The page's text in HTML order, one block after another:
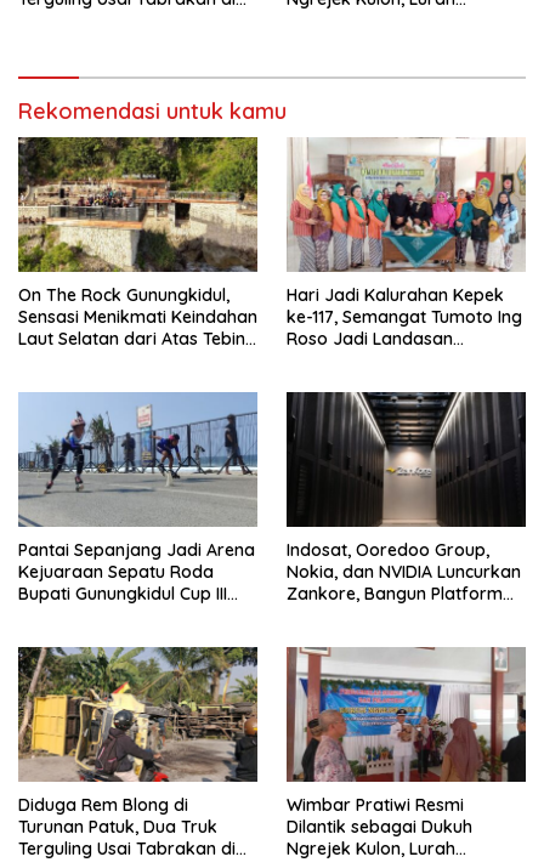
Rekomendasi untuk kamu
On The Rock Gunungkidul,
Sensasi Menikmati Keindahan
Laut Selatan dari Atas Tebing
Hari Jadi Kalurahan Kepek
ke-117, Semangat Tumoto Ing
Roso Jadi Landasan
Pantai Sepanjang Jadi Arena
Kejuaraan Sepatu Roda
Bupati Gunungkidul Cup III
Tourism
Indosat, Ooredoo Group,
Nokia, dan NVIDIA Luncurkan
Zankore, Bangun Platform
Diduga Rem Blong di
Turunan Patuk, Dua Truk
Terguling Usai Tabrakan di
Wimbar Pratiwi Resmi
Dilantik sebagai Dukuh
Ngrejek Kulon, Lurah